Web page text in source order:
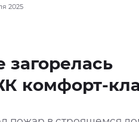
2025
загорелась
комфорт-